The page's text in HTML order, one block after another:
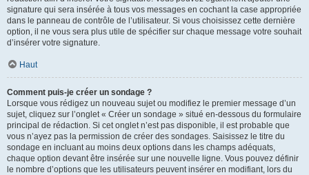
signature qui sera insérée à tous vos messages en cochant la case appropriée
dans le panneau de contrôle de l’utilisateur. Si vous choisissez cette dernière
option, il ne vous sera plus utile de spécifier sur chaque message votre souhait
d’insérer votre signature.
Haut
Comment puis-je créer un sondage ?
Lorsque vous rédigez un nouveau sujet ou modifiez le premier message d’un
sujet, cliquez sur l’onglet « Créer un sondage » situé en-dessous du formulaire
principal de rédaction. Si cet onglet n’est pas disponible, il est probable que
vous n’ayez pas la permission de créer des sondages. Saisissez le titre du
sondage en incluant au moins deux options dans les champs adéquats,
chaque option devant être insérée sur une nouvelle ligne. Vous pouvez définir
le nombre d’options que les utilisateurs peuvent insérer en modifiant, lors du